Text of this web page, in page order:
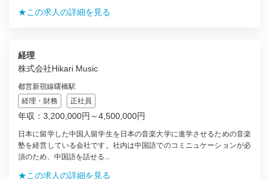
★この求人の詳細を見る
経理
株式会社Hikari Music
都営新宿線曙橋駅
経理・財務
正社員
年収：3,200,000円～4,500,000円
日本に留学した中国人留学生を日本の音楽大学に進学させるための音楽
塾を経営している会社です。社内は中国語でのコミニュケーションが必
須のため、中国語を話せる...
★この求人の詳細を見る